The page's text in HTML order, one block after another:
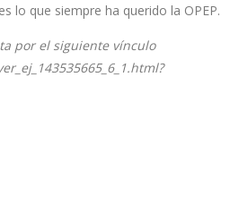
lo que siempre ha querido la OPEP.
por el siguiente vínculo